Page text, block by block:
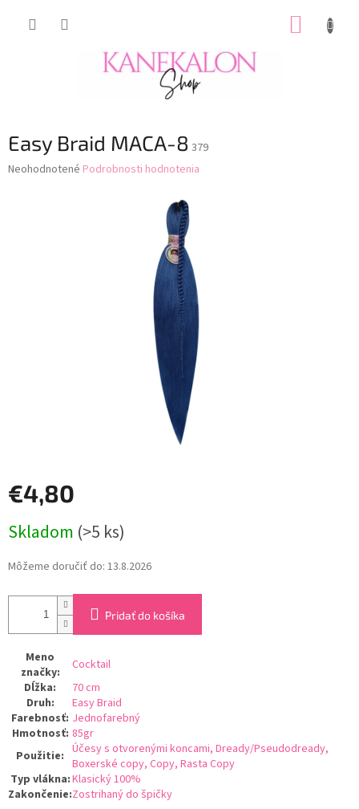
Easy Braid MACA-8 379
Priemerné
Neohodnotené Podrobnosti hodnotenia
€4,80
cena:
Skladom (>5 ks)
Môžeme doručiť do: 13.8.2026
Pridať do košíka
Meno
značky:
Cocktail
Dĺžka:
70 cm
Druh:
Easy Braid
Farebnosť: Jednofarebný
Hmotnosť: 85gr
Použitie: Účesy s otvorenými koncami, Dready/Pseudodready,
Boxerské copy, Copy, Rasta Copy
Typ vlákna:Klasický 100%
Zakončenie:Zostrihaný do špičky